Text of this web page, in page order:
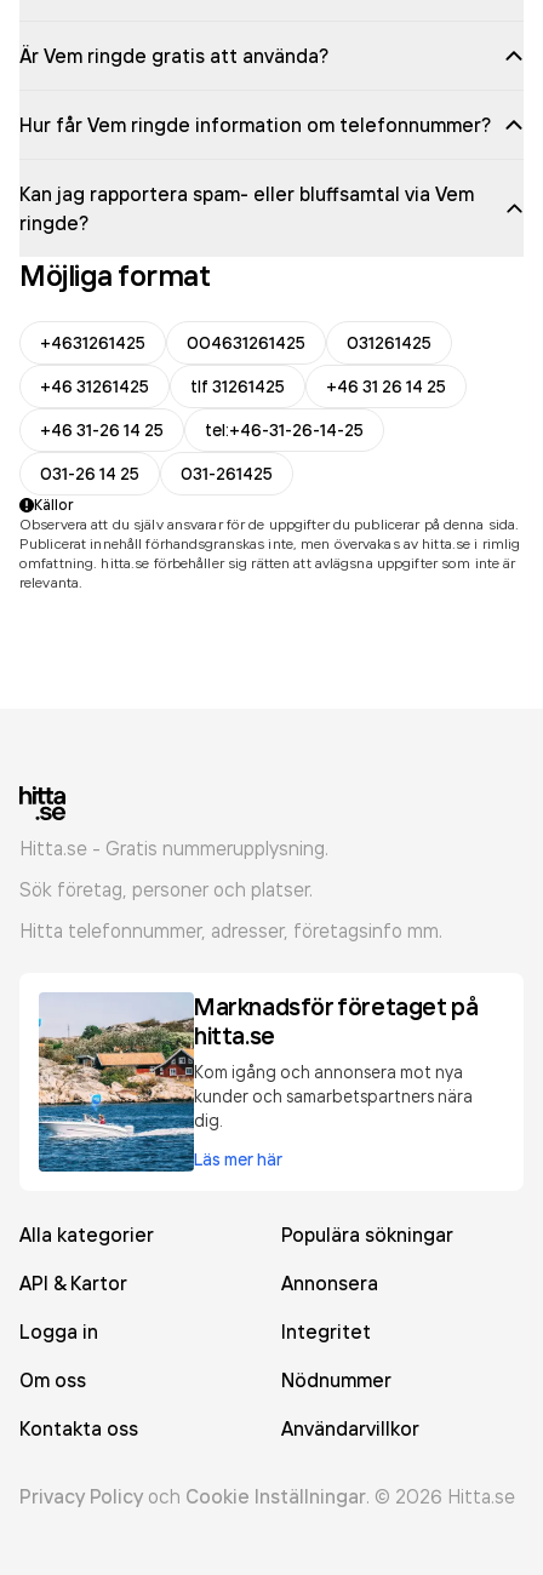
Är Vem ringde gratis att använda?
Hur får Vem ringde information om telefonnummer?
Kan jag rapportera spam- eller bluffsamtal via Vem
ringde?
Möjliga format
+4631261425 004631261425
031261425
+46 31261425
tlf 31261425
+46 31 26 14 25
+46 31-26 14 25
tel:+46-31-26-14-25
031-26 14 25
031-261425
Källor
Observera att du själv ansvarar för de uppgifter du publicerar på denna sida.
Publicerat innehåll förhandsgranskas inte, men övervakas av hitta.se i rimlig
omfattning. hitta.se förbehåller sig rätten att avlägsna uppgifter som inte är
relevanta.
Hitta.se - Gratis nummerupplysning.
Sök företag, personer och platser.
Hitta telefonnummer, adresser, företagsinfo mm.
Marknadsför företaget på
hitta.se
Kom igång och annonsera mot nya
kunder och samarbetspartners nära
dig.
Läs mer här
Alla kategorier
Populära sökningar
API & Kartor
Annonsera
Logga in
Integritet
Om oss
Nödnummer
Kontakta oss
Användarvillkor
Privacy Policy och Cookie Inställningar. © 2026 Hitta.se